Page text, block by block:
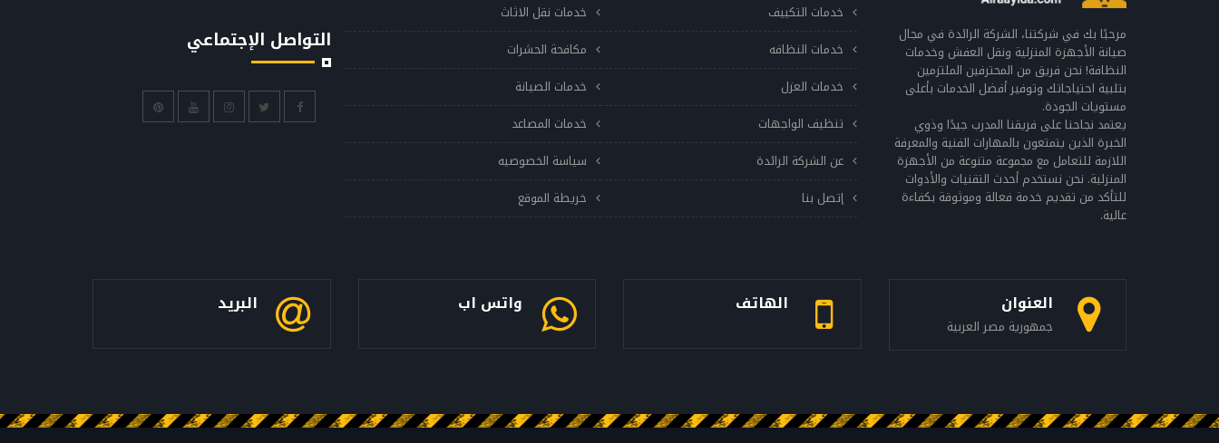
مرحبًا بك في شركتنا، الشركة الرائدة في مجال
صيانة الأجهزة المنزلية ونقل العفش وخدمات
النظافة! نحن فريق من المحترفين الملتزمين
بتلبية احتياجاتك وتوفير أفضل الخدمات بأعلى
مستويات الجودة.
يعتمد نجاحنا على فريقنا المدرب جيدًا وذوي
الخبرة الذين يتمتعون بالمهارات الفنية والمعرفة
اللازمة للتعامل مع مجموعة متنوعة من الأجهزة
المنزلية. نحن نستخدم أحدث التقنيات والأدوات
للتأكد من تقديم خدمة فعالة وموثوقة بكفاءة
عالية.
خدمات التكييف
خدمات نقل الاثاث
خدمات النظافه
مكافحة الحشرات
خدمات العزل
خدمات الصيانة
تنظيف الواجهات
خدمات المصاعد
عن الشركة الرائدة
سياسة الخصوصيه
إتصل بنا
خريطة الموقع
التواصل الإجتماعي
العنوان
جمهورية مصر العربية
الهاتف واتس اب البريد